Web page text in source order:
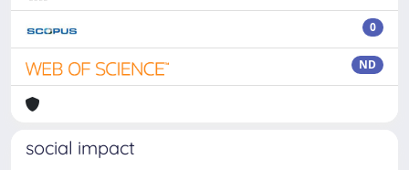
0
ND
social impact